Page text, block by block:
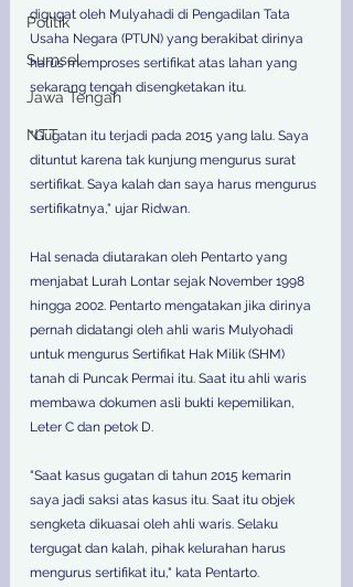
Politik
Sumsel
Jawa Tengah
NTT
digugat oleh Mulyahadi di Pengadilan Tata
Usaha Negara (PTUN) yang berakibat dirinya
harus memproses sertifikat atas lahan yang
sekarang tengah disengketakan itu.
"Gugatan itu terjadi pada 2015 yang lalu. Saya
dituntut karena tak kunjung mengurus surat
sertifikat. Saya kalah dan saya harus mengurus
sertifikatnya," ujar Ridwan.
Hal senada diutarakan oleh Pentarto yang
menjabat Lurah Lontar sejak November 1998
hingga 2002. Pentarto mengatakan jika dirinya
pernah didatangi oleh ahli waris Mulyohadi
untuk mengurus Sertifikat Hak Milik (SHM)
tanah di Puncak Permai itu. Saat itu ahli waris
membawa dokumen asli bukti kepemilikan,
Leter C dan petok D.
"Saat kasus gugatan di tahun 2015 kemarin
saya jadi saksi atas kasus itu. Saat itu objek
sengketa dikuasai oleh ahli waris. Selaku
tergugat dan kalah, pihak kelurahan harus
mengurus sertifikat itu," kata Pentarto.